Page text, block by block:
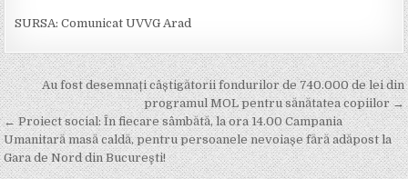
SURSA: Comunicat UVVG Arad
Post
navigation
Au fost desemnați câștigătorii fondurilor de 740.000 de lei din
programul MOL pentru sănătatea copiilor →
← Proiect social: În fiecare sâmbătă, la ora 14.00 Campania
Umanitară masă caldă, pentru persoanele nevoiașe fără adăpost la
Gara de Nord din Bucureşti!